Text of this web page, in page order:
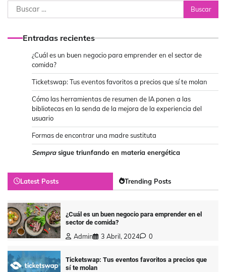
Buscar:
Entradas recientes
¿Cuál es un buen negocio para emprender en el sector de
comida?
Ticketswap: Tus eventos favoritos a precios que sí te molan
Cómo las herramientas de resumen de IA ponen a las
bibliotecas en la senda de la mejora de la experiencia del
usuario
Formas de encontrar una madre sustituta
Semprasigue triunfando en materia energética
Latest Posts Trending Posts
¿Cuál es un buen negocio para emprender en el
sector de comida?
Admin 3 Abril, 2024 0
Ticketswap: Tus eventos favoritos a precios que
sí te molan